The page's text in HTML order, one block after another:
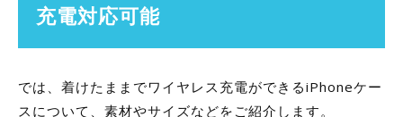
充電対応可能
では、着けたままでワイヤレス充電ができるiPhoneケー
スについて、素材やサイズなどをご紹介します。